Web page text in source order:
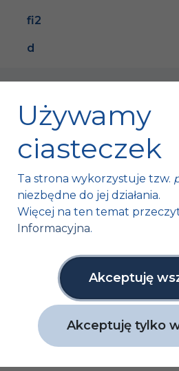
fi2
d
Mroczków 4a,
26-120 Bliżyn, Polska
tel. +48 41 254 12 66
fax. +48 41 254 11 95
info@fa1.pl
NIP: 6631761591
Używamy
ciasteczek
Ta strona wykorzystuje tzw.
niezbędne do jej działania.
Więcej na ten temat
Informacyjna.
Akceptuję
Akceptuję tylko